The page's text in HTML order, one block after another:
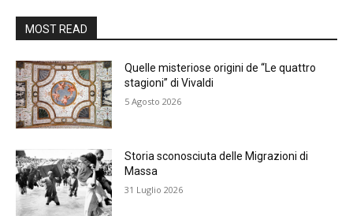
MOST READ
Quelle misteriose origini de “Le quattro
stagioni” di Vivaldi
5 Agosto 2026
Storia sconosciuta delle Migrazioni di
Massa
31 Luglio 2026